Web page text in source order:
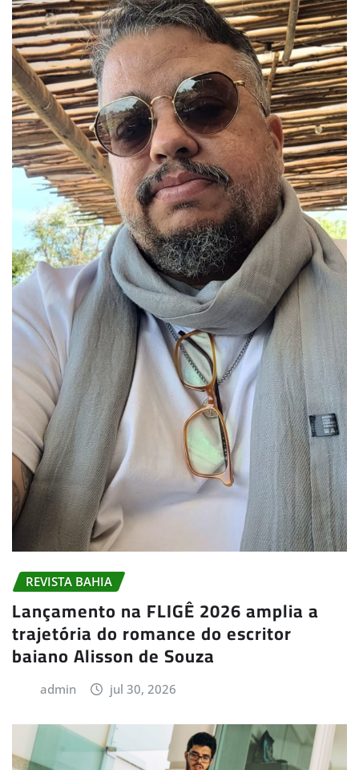
REVISTA BAHIA
Lançamento na FLIGÊ 2026 amplia a
trajetória do romance do escritor
baiano Alisson de Souza
admin jul 30, 2026